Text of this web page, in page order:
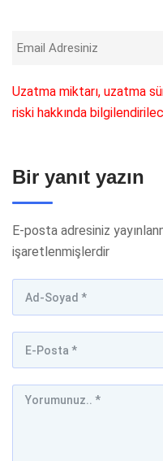
Uzatma miktarı, uzatma
riski hakkında
Bir yanıt yazın
E-posta adresiniz
işaretlenmişlerdir